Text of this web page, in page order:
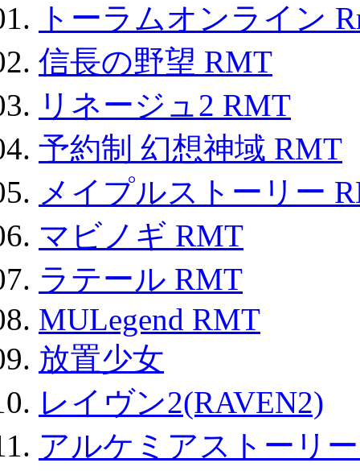
トーラムオンライン
信長の野望 RMT
リネージュ2 RMT
予約制 幻想神域 RMT
メイプルストーリー
マビノギ RMT
ラテール RMT
MULegend RMT
放置少女
レイヴン2(RAVEN2)
アルケミアストーリ